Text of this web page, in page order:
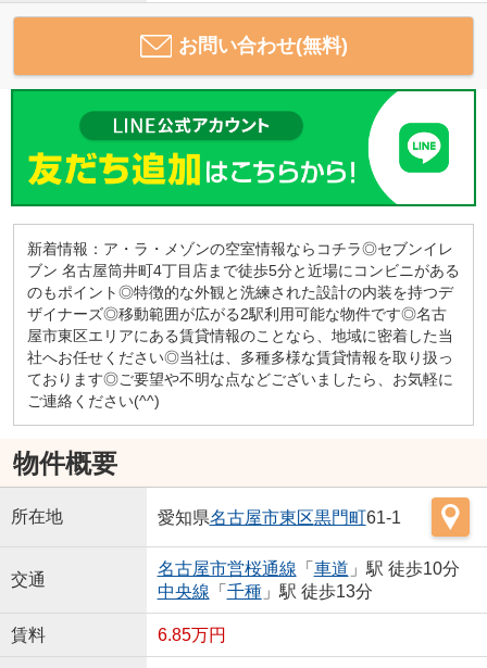
お問い合わせ(無料)
新着情報：ア・ラ・メゾンの空室情報ならコチラ◎セブンイレ
ブン 名古屋筒井町4丁目店まで徒歩5分と近場にコンビニがある
のもポイント◎特徴的な外観と洗練された設計の内装を持つデ
ザイナーズ◎移動範囲が広がる2駅利用可能な物件です◎名古
屋市東区エリアにある賃貸情報のことなら、地域に密着した当
社へお任せください◎当社は、多種多様な賃貸情報を取り扱っ
ております◎ご要望や不明な点などございましたら、お気軽に
ご連絡ください(^^)
物件概要
所在地 愛知県名古屋市東区黒門町61-1
交通
名古屋市営桜通線 「 車道 」駅 徒歩10分
中央線 「 千種」駅 徒歩13分
賃料 6.85万円